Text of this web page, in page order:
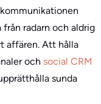
radarn och aldrig
affären. Att hålla
och social CRM
sunda